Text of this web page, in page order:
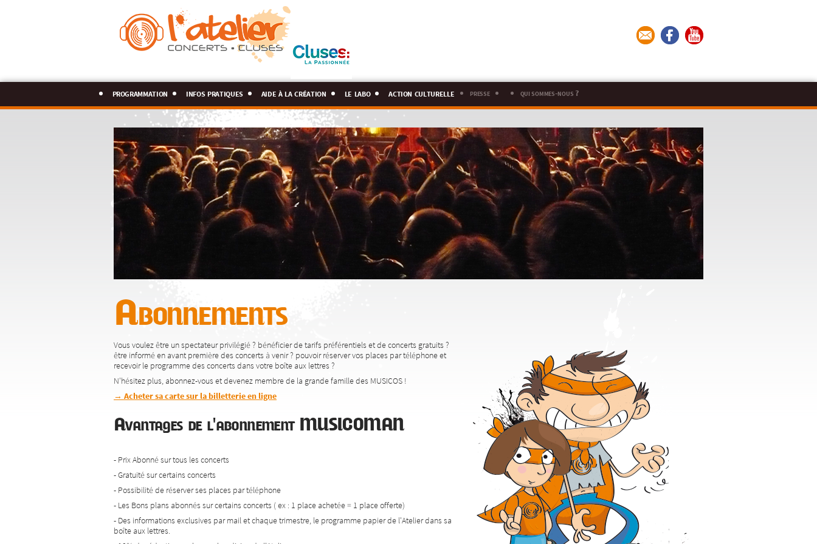
programmation infos pratiques aide à la création le labo action culturelle presse qui sommes-nous ?
Abonnements
Vous voulez être un spectateur privilégié ? bénéficier de tarifs préférentiels et de concerts gratuits ?
être informé en avant première des concerts à venir ? pouvoir réserver vos places par téléphone et
recevoir le programme des concerts dans votre boîte aux lettres ?
N'hésitez plus, abonnez-vous et devenez membre de la grande famille des MUSICOS !
→ Acheter sa carte sur la billetterie en ligne
Avantages de l'abonnement MUSICOMAN
- Prix Abonné sur tous les concerts
- Gratuité sur certains concerts
- Possibilité de réserver ses places par téléphone
- Les Bons plans abonnés sur certains concerts ( ex : 1 place achetée = 1 place offerte)
- Des informations exclusives par mail et chaque trimestre, le programme papier de l'Atelier dans sa
boîte aux lettres.